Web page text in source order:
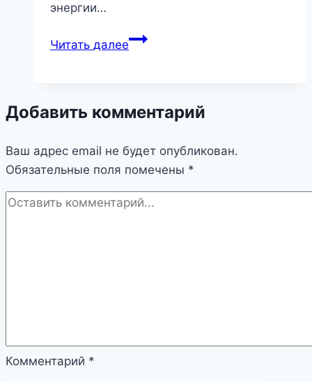
энергии…
Читать далееГазовые
и
решение
для
отопления
вашего
Добавить комментарий
Ваш адрес email не будет опубликован.
Обязательные поля помечены *
Комментарий *